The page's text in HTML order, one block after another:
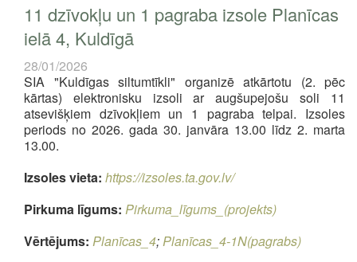
11 dzīvokļu un 1 pagraba izsole Planīcas
ielā 4, Kuldīgā
28/01/2026
SIA "Kuldīgas siltumtīkli" organizē atkārtotu (2. pēc
kārtas) elektronisku izsoli ar augšupejošu soli 11
atsevišķiem dzīvokļiem un 1 pagraba telpai. Izsoles
periods no 2026. gada 30. janvāra 13.00 līdz 2. marta
13.00.
Izsoles vieta: https://izsoles.ta.gov.lv/
Pirkuma līgums: Pirkuma_līgums_(projekts)
Vērtējums: Planīcas_4; Planīcas_4-1N(pagrabs)